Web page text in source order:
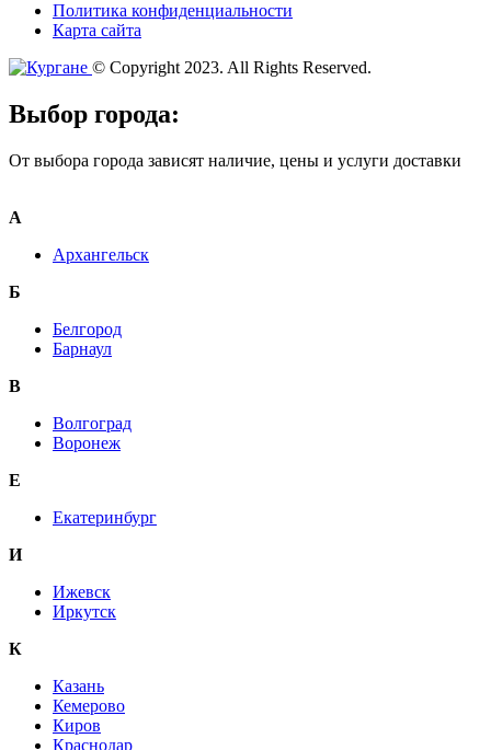
Политика конфиденциальности
Карта сайта
© Copyright 2023. All Rights Reserved.
Выбор города:
От выбора города зависят наличие, цены и услуги доставки
А
Архангельск
Б
Белгород
Барнаул
В
Волгоград
Воронеж
E
Екатеринбург
И
Ижевск
Иркутск
К
Казань
Кемерово
Киров
Краснодар